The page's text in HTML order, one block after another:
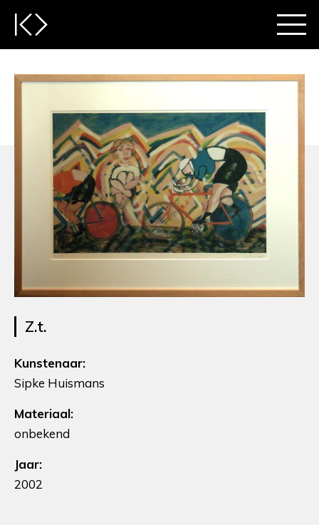
Z.t.
Kunstenaar:
Sipke Huismans
Materiaal:
onbekend
Jaar:
2002